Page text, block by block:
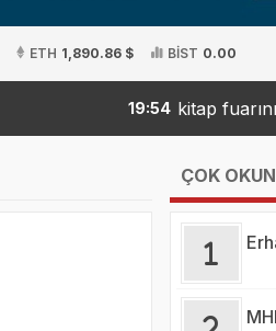
ETH 1,890.86 $ BİST 0.00
19:54 kitap fuarını
ÇOK